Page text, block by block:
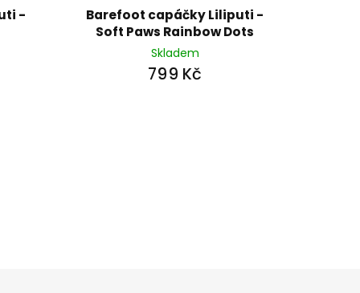
-
Barefoot capáčky Liliputi -
Soft Paws Rainbow Dots
Skladem
799 Kč